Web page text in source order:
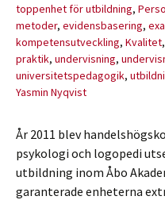
toppenhet för utbildning,
metoder, evidensbasering,
kompetensutveckling, Kvalitet,
praktik, undervisning,
universitetspedagogik,
Yasmin Nyqvist
År 2011 blev
psykologi och logopedi
utbildning inom Åbo
garanterade enheterna